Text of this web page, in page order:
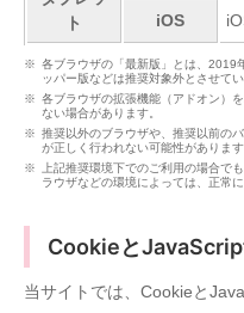
ト
iOS
各ブラウザの「最新版」とは、2019
ッパー版などは推奨対象外とさせてい
各ブラウザの拡張機能（アドオン）
ない場合があります。
推奨以外のブラウザや、推奨以前の
が正しく行われない可能性があります
上記推奨環境下でのご利用の場合で
ラウザなどの環境によっては、正常
Cookieと
当サイトでは、Cookieと